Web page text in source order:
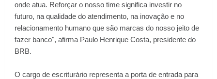
onde atua. Reforçar o nosso time significa investir no
futuro, na qualidade do atendimento, na inovação e no
relacionamento humano que são marcas do nosso jeito de
fazer banco", afirma Paulo Henrique Costa, presidente do
BRB.
O cargo de escriturário representa a porta de entrada para